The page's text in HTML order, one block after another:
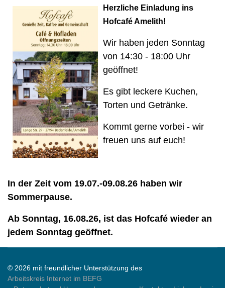
Herzliche Einladung ins
Hofcafé Amelith!
Wir haben jeden Sonntag
von 14:30 - 18:00 Uhr
geöffnet!
Es gibt leckere Kuchen,
Torten und Getränke.
Kommt gerne vorbei - wir
freuen uns auf euch!
In der Zeit vom 19.07.-09.08.26 haben wir
Sommerpause.
Ab Sonntag, 16.08.26, ist das Hofcafé wieder an
jedem Sonntag geöffnet.
© 2026 mit freundlicher Unterstützung des
Arbeitskreis Internet im BEFG